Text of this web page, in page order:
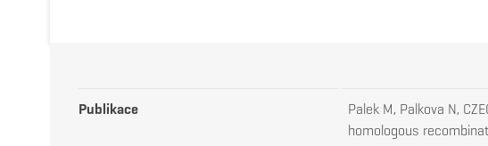
Publikace
Palek M, Palkova N,
homologous